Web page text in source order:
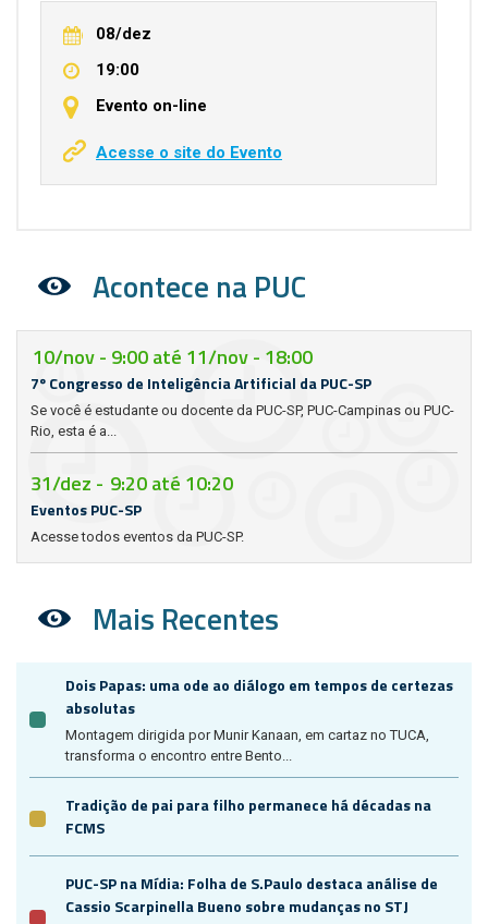
08/dez
19:00
Evento on-line
Acesse o site do Evento
Acontece na PUC
10/nov - 9:00até 11/nov - 18:00
7º Congresso de Inteligência Artificial da PUC-SP
Se você é estudante ou docente da PUC-SP, PUC-Campinas ou PUC-
Rio, esta é a...
31/dez - 9:20até 10:20
Eventos PUC-SP
Acesse todos eventos da PUC-SP.
Mais Recentes
Dois Papas: uma ode ao diálogo em tempos de certezas
absolutas
Montagem dirigida por Munir Kanaan, em cartaz no TUCA,
transforma o encontro entre Bento...
Tradição de pai para filho permanece há décadas na
FCMS
PUC-SP na Mídia: Folha de S.Paulo destaca análise de
Cassio Scarpinella Bueno sobre mudanças no STJ